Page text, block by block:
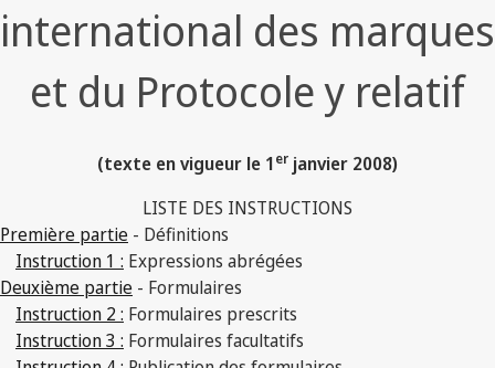
international des marques
et du Protocole y relatif
(texte en vigueur le 1er janvier 2008)
LISTE DES INSTRUCTIONS
Première partie - Définitions
Instruction 1 : Expressions abrégées
Deuxième partie - Formulaires
Instruction 2 : Formulaires prescrits
Instruction 3 : Formulaires facultatifs